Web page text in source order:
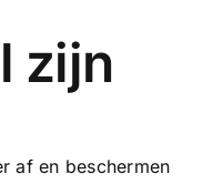
zijn
af en beschermen